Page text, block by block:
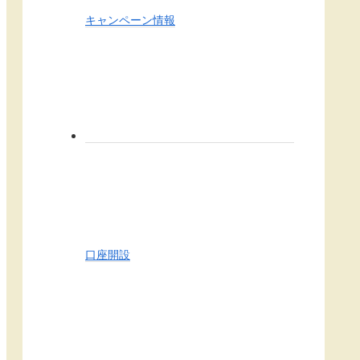
キャンペーン情報
口座開設